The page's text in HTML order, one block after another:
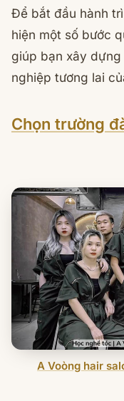
Để bắt đầu hành
hiện một số bước
giúp bạn xây
nghiệp tương lai
Chọn trường
A Voòng hair